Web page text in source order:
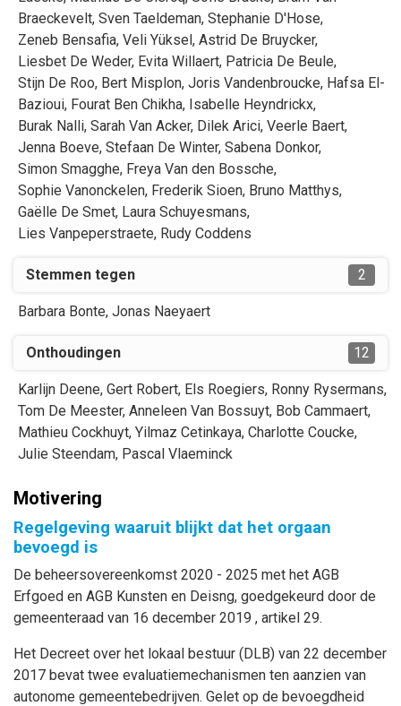
Braeckevelt, Sven Taeldeman, Stephanie D'Hose,
Zeneb Bensafia, Veli Yüksel, Astrid De Bruycker,
Liesbet De Weder, Evita Willaert, Patricia De Beule,
Stijn De Roo, Bert Misplon, Joris Vandenbroucke, Hafsa El-
Bazioui, Fourat Ben Chikha, Isabelle Heyndrickx,
Burak Nalli, Sarah Van Acker, Dilek Arici, Veerle Baert,
Jenna Boeve, Stefaan De Winter, Sabena Donkor,
Simon Smagghe, Freya Van den Bossche,
Sophie Vanonckelen, Frederik Sioen, Bruno Matthys,
Gaëlle De Smet, Laura Schuyesmans,
Lies Vanpeperstraete, Rudy Coddens
Stemmen tegen 2
Barbara Bonte, Jonas Naeyaert
Onthoudingen 12
Karlijn Deene, Gert Robert, Els Roegiers, Ronny Rysermans,
Tom De Meester, Anneleen Van Bossuyt, Bob Cammaert,
Mathieu Cockhuyt, Yilmaz Cetinkaya, Charlotte Coucke,
Julie Steendam, Pascal Vlaeminck
Motivering
Regelgeving waaruit blijkt dat het orgaan
bevoegd is
De beheersovereenkomst 2020 - 2025 met het AGB
Erfgoed en AGB Kunsten en Deisng, goedgekeurd door de
gemeenteraad van 16 december 2019 , artikel 29.
Het Decreet over het lokaal bestuur (DLB) van 22 december
2017 bevat twee evaluatiemechanismen ten aanzien van
autonome gemeentebedrijven. Gelet op de bevoegdheid